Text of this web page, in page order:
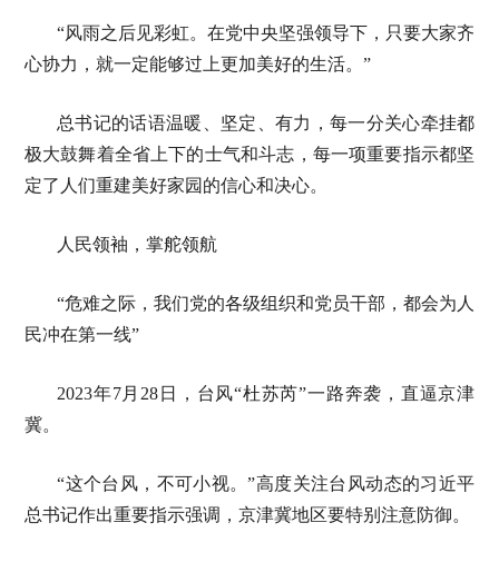
“风雨之后见彩虹。在党中央坚强领导下，只要大家齐
心协力，就一定能够过上更加美好的生活。”
总书记的话语温暖、坚定、有力，每一分关心牵挂都
极大鼓舞着全省上下的士气和斗志，每一项重要指示都坚
定了人们重建美好家园的信心和决心。
人民领袖，掌舵领航
“危难之际，我们党的各级组织和党员干部，都会为人
民冲在第一线”
2023年7月28日，台风“杜苏芮”一路奔袭，直逼京津
冀。
“这个台风，不可小视。”高度关注台风动态的习近平
总书记作出重要指示强调，京津冀地区要特别注意防御。